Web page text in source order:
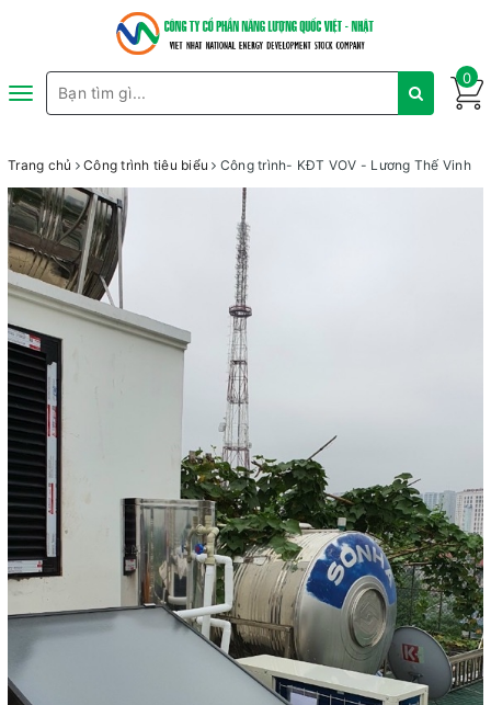
Toggle
0
Trang chủ Công trình tiêu biểu Công trình- KĐT VOV - Lương Thế Vinh